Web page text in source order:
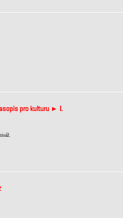
pro kulturu ► I.